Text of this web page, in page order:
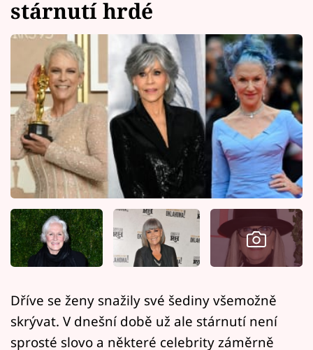
Vztahy
Seriály
Horoskopy
Sledujte prima+
Filmový festival Karlovy Vary
Pořady
Mámy sobě
Sledujte nás
stárnutí hrdé
Dříve se ženy snažily své šediny všemožně
skrývat. V dnešní době už ale stárnutí není
sprosté slovo a některé celebrity záměrně